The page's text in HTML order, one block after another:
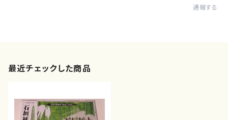
通報する
最近チェックした商品